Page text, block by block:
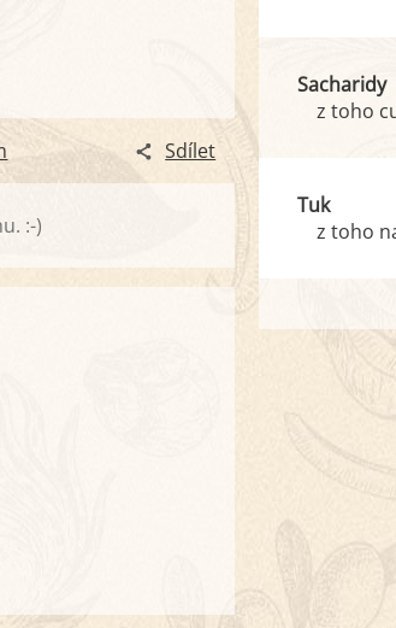
Sdílet
:-)
Sacharidy
z toho
Tuk
z toho